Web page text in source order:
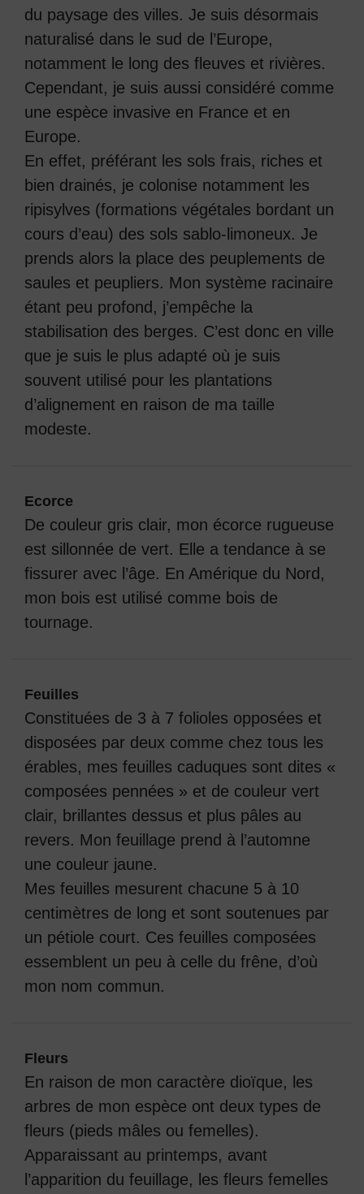
du paysage des villes. Je suis désormais
naturalisé dans le sud de l’Europe,
notamment le long des fleuves et rivières.
Cependant, je suis aussi considéré comme
une espèce invasive en France et en
Europe.
En effet, préférant les sols frais, riches et
bien drainés, je colonise notamment les
ripisylves (formations végétales bordant un
cours d’eau) des sols sablo-limoneux. Je
prends alors la place des peuplements de
saules et peupliers. Mon système racinaire
étant peu profond, j’empêche la
stabilisation des berges. C’est donc en ville
que je suis le plus adapté où je suis
souvent utilisé pour les plantations
d’alignement en raison de ma taille
modeste.
Ecorce
De couleur gris clair, mon écorce rugueuse
est sillonnée de vert. Elle a tendance à se
fissurer avec l’âge. En Amérique du Nord,
mon bois est utilisé comme bois de
tournage.
Feuilles
Constituées de 3 à 7 folioles opposées et
disposées par deux comme chez tous les
érables, mes feuilles caduques sont dites «
composées pennées » et de couleur vert
clair, brillantes dessus et plus pâles au
revers. Mon feuillage prend à l’automne
une couleur jaune.
Mes feuilles mesurent chacune 5 à 10
centimètres de long et sont soutenues par
un pétiole court. Ces feuilles composées
essemblent un peu à celle du frêne, d’où
mon nom commun.
Fleurs
En raison de mon caractère dioïque, les
arbres de mon espèce ont deux types de
fleurs (pieds mâles ou femelles).
Apparaissant au printemps, avant
l’apparition du feuillage, les fleurs femelles